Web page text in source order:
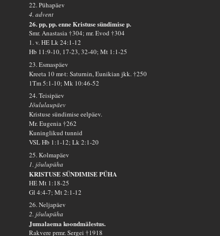
22. Pühapäev
4. advent
26. pp, pp. enne Kristuse sündimise p.
Smr. Anastasia †304; mr. Evod †304
1. v. HE Lk 24:1-12
Hb 11:9-10, 17-23, 32-40; Mt 1:1-25
23. Esmaspäev
Kreeta 10 mr-t: Saturnin, Eunikian jkk. †250
1Tm 5:1-10; Mk 10:46-52
24. Teisipäev
Jõululaupäev
Kristuse sündimise eelpäev.
Mr. Eugenia †262
Kuninglikud tunnid
VSL Hb 1:1-12; Lk 2:1-20
25. Kolmapäev
1. jõulupüha
KRISTUSE SÜNDIMISE PÜHA
HE Mt 1:18-25
Gl 4:4-7; Mt 2:1-12
26. Neljapäev
2. jõulupüha
Jumalaema koondmälestus.
Rakvere prmr. Sergei †1918